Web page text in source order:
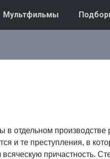
Мультфильмы
в отдельном производстве
и те преступления, в
причастность.